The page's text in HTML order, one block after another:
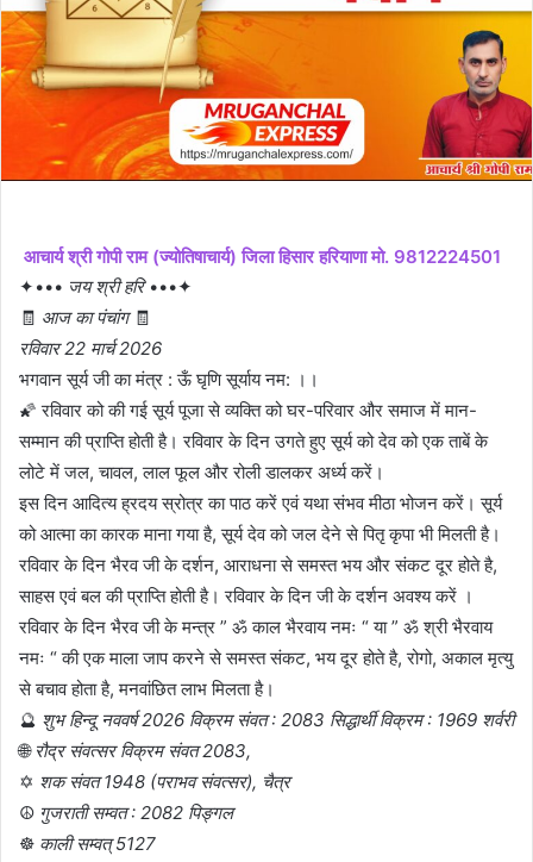
आचार्य श्री गोपी राम (ज्योतिषाचार्य) जिला हिसार हरियाणा मो. 9812224501
✦••• जय श्री हरि•••✦
🧾 आज का पंचांग🧾
रविवार 22 मार्च 2026
भगवान सूर्य जी का मंत्र : ऊँ घृणि सूर्याय नम: ।।
🌠 रविवार को की गई सूर्य पूजा से व्यक्ति को घर-परिवार और समाज में मान-
सम्मान की प्राप्ति होती है। रविवार के दिन उगते हुए सूर्य को देव को एक ताबें के
लोटे में जल, चावल, लाल फूल और रोली डालकर अर्ध्य करें।
इस दिन आदित्य ह्रदय स्रोत्र का पाठ करें एवं यथा संभव मीठा भोजन करें। सूर्य
को आत्मा का कारक माना गया है, सूर्य देव को जल देने से पितृ कृपा भी मिलती है।
रविवार के दिन भैरव जी के दर्शन, आराधना से समस्त भय और संकट दूर होते है,
साहस एवं बल की प्राप्ति होती है। रविवार के दिन जी के दर्शन अवश्य करें ।
रविवार के दिन भैरव जी के मन्त्र ” ॐ काल भैरवाय नमः “ या ” ॐ श्री भैरवाय
नमः “ की एक माला जाप करने से समस्त संकट, भय दूर होते है, रोगो, अकाल मृत्यु
से बचाव होता है, मनवांछित लाभ मिलता है।
🔮 शुभ हिन्दू नववर्ष 2026 विक्रम संवत : 2083 सिद्धार्थी विक्रम : 1969 शर्वरी
🌐 रौद्र संवत्सर विक्रम संवत 2083,
✡️ शक संवत 1948 (पराभव संवत्सर), चैत्र
☮️ गुजराती सम्वत : 2082 पिङ्गल
☸️ काली सम्वत् 5127